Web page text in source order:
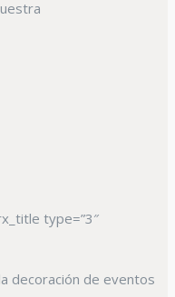
type=”3″
decoración de eventos